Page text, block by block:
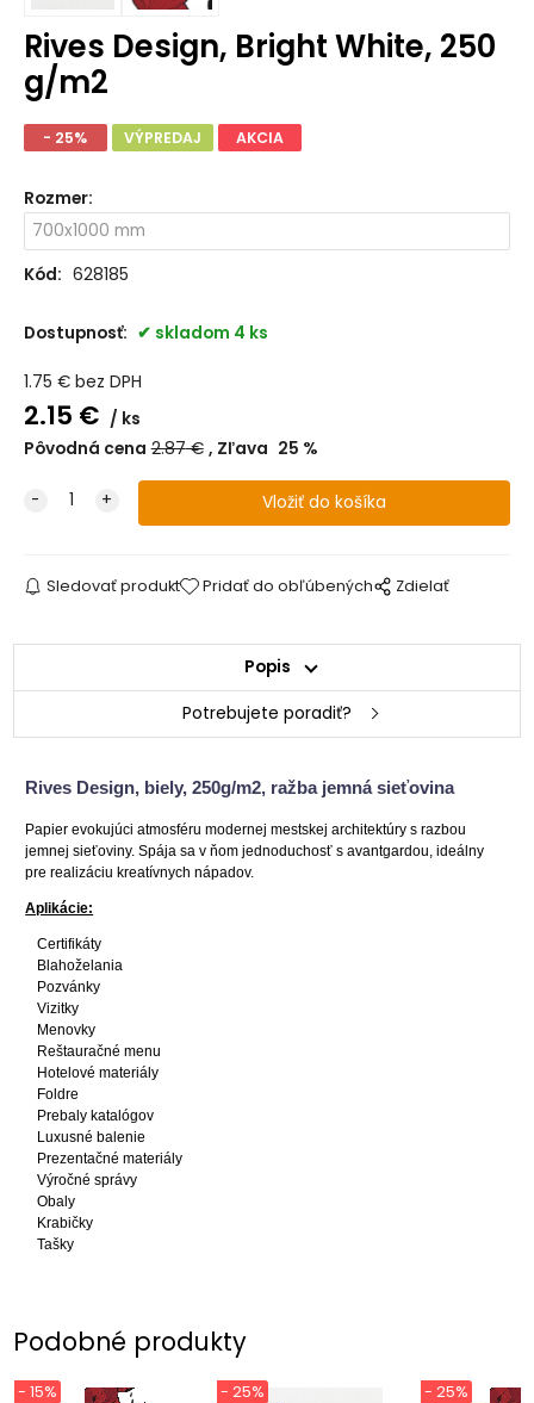
Rives Design, Bright White, 250
g/m2
- 25% VÝPREDAJ AKCIA
Rozmer:
Kód: 628185
Dostupnosť: skladom 4 ks
1.75 € bez DPH
2.15 €
ks
Pôvodná cena 2.87€ Zľava 25 %
Sledovať produkt Pridať do obľúbených Zdielať
Popis
Potrebujete poradiť?
Rives Design, biely, 250g/m2, ražba jemná sieťovina
Papier evokujúci atmosféru modernej mestskej architektúry s razbou
jemnej sieťoviny. Spája sa v ňom jednoduchosť s avantgardou, ideálny
pre realizáciu kreatívnych nápadov.
Aplikácie:
Certifikáty
Blahoželania
Pozvánky
Vizitky
Menovky
Reštauračné menu
Hotelové materiály
Foldre
Prebaly katalógov
Luxusné balenie
Prezentačné materiály
Výročné správy
Obaly
Krabičky
Tašky
Podobné produkty
- 15% - 25% - 25%